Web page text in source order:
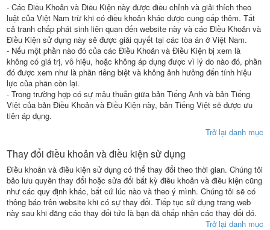
- Các Điều Khoản và Điều Kiện này được điều chỉnh và giải thích theo
luật của Việt Nam trừ khi có điều khoản khác được cung cấp thêm. Tất
cả tranh chấp phát sinh liên quan đến website này và các Điều Khoản và
Điều Kiện sử dụng này sẽ được giải quyết tại các tòa án ở Việt Nam.
- Nếu một phần nào đó của các Điều Khoản và Điều Kiện bị xem là
không có giá trị, vô hiệu, hoặc không áp dụng được vì lý do nào đó, phần
đó được xem như là phần riêng biệt và không ảnh hưởng đến tính hiệu
lực của phần còn lại.
- Trong trường hợp có sự mâu thuẫn giữa bản Tiếng Anh và bản Tiếng
Việt của bản Điều Khoản và Điều Kiện này, bản Tiếng Việt sẽ được ưu
tiên áp dụng.
Trở lại danh mục
Thay đổi điều khoản và điều kiện sử dụng
Điều khoản và điều kiện sử dụng có thể thay đổi theo thời gian. Chúng tôi
bảo lưu quyền thay đổi hoặc sửa đổi bất kỳ điều khoản và điều kiện cũng
như các quy định khác, bất cứ lúc nào và theo ý mình. Chúng tôi sẽ có
thông báo trên website khi có sự thay đổi. Tiếp tục sử dụng trang web
này sau khi đăng các thay đổi tức là bạn đã chấp nhận các thay đổi đó.
Trở lại danh mục